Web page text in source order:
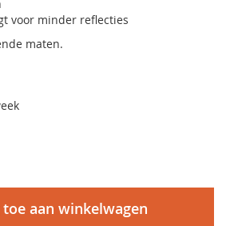
voor minder reflecties
maten.
toe aan winkelwagen